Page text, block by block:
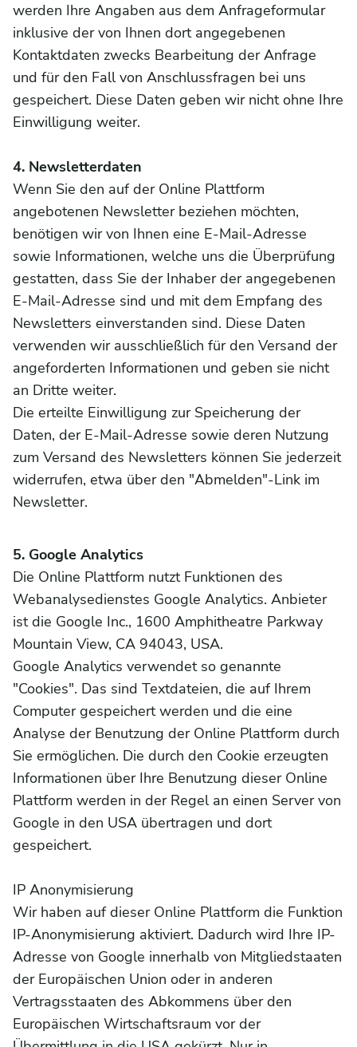
werden Ihre Angaben aus dem Anfrageformular
inklusive der von Ihnen dort angegebenen
Kontaktdaten zwecks Bearbeitung der Anfrage
und für den Fall von Anschlussfragen bei uns
gespeichert. Diese Daten geben wir nicht ohne Ihre
Einwilligung weiter.
4. Newsletterdaten
Wenn Sie den auf der Online Plattform
angebotenen Newsletter beziehen möchten,
benötigen wir von Ihnen eine E-Mail-Adresse
sowie Informationen, welche uns die Überprüfung
gestatten, dass Sie der Inhaber der angegebenen
E-Mail-Adresse sind und mit dem Empfang des
Newsletters einverstanden sind. Diese Daten
verwenden wir ausschließlich für den Versand der
angeforderten Informationen und geben sie nicht
an Dritte weiter.
Die erteilte Einwilligung zur Speicherung der
Daten, der E-Mail-Adresse sowie deren Nutzung
zum Versand des Newsletters können Sie jederzeit
widerrufen, etwa über den "Abmelden"-Link im
Newsletter.
5. Google Analytics
Die Online Plattform nutzt Funktionen des
Webanalysedienstes Google Analytics. Anbieter
ist die Google Inc., 1600 Amphitheatre Parkway
Mountain View, CA 94043, USA.
Google Analytics verwendet so genannte
"Cookies". Das sind Textdateien, die auf Ihrem
Computer gespeichert werden und die eine
Analyse der Benutzung der Online Plattform durch
Sie ermöglichen. Die durch den Cookie erzeugten
Informationen über Ihre Benutzung dieser Online
Plattform werden in der Regel an einen Server von
Google in den USA übertragen und dort
gespeichert.
IP Anonymisierung
Wir haben auf dieser Online Plattform die Funktion
IP-Anonymisierung aktiviert. Dadurch wird Ihre IP-
Adresse von Google innerhalb von Mitgliedstaaten
der Europäischen Union oder in anderen
Vertragsstaaten des Abkommens über den
Europäischen Wirtschaftsraum vor der